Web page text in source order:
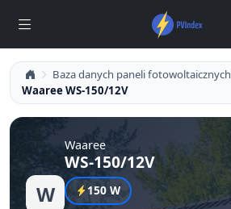
Baza danych paneli fotowoltaicznych
Waaree WS-150/12V
W
Waaree
WS-150/12V
150 W